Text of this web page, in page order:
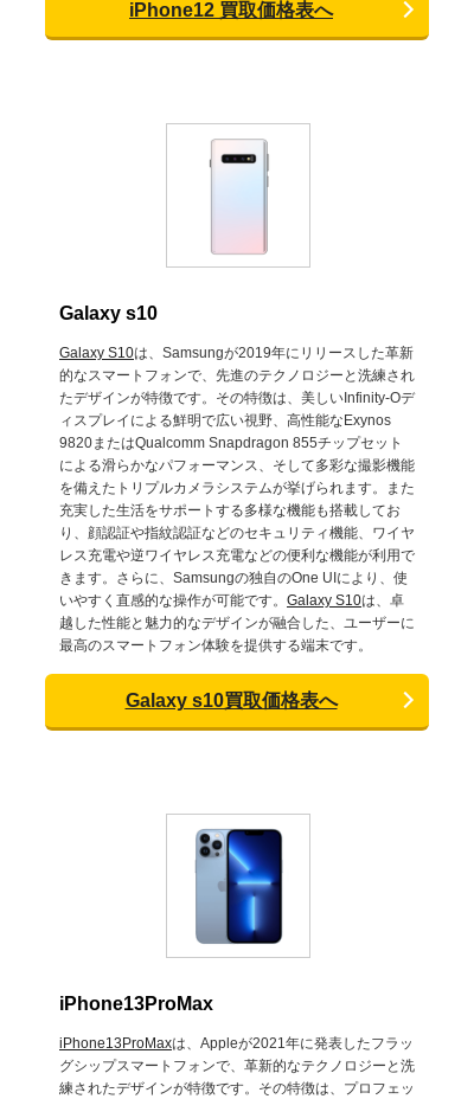
iPhone12 買取価格表へ
Galaxy s10
Galaxy S10は、Samsungが2019年にリリースした革新
的なスマートフォンで、先進のテクノロジーと洗練され
たデザインが特徴です。その特徴は、美しいInfinity-Oデ
ィスプレイによる鮮明で広い視野、高性能なExynos
9820またはQualcomm Snapdragon 855チップセット
による滑らかなパフォーマンス、そして多彩な撮影機能
を備えたトリプルカメラシステムが挙げられます。また
充実した生活をサポートする多様な機能も搭載してお
り、顔認証や指紋認証などのセキュリティ機能、ワイヤ
レス充電や逆ワイヤレス充電などの便利な機能が利用で
きます。さらに、Samsungの独自のOne UIにより、使
いやすく直感的な操作が可能です。 Galaxy S10は、卓
越した性能と魅力的なデザインが融合した、ユーザーに
最高のスマートフォン体験を提供する端末です。
Galaxy s10買取価格表へ
iPhone13ProMax
iPhone13ProMaxは、Appleが2021年に発表したフラッ
グシップスマートフォンで、革新的なテクノロジーと洗
練されたデザインが特徴です。その特徴は、プロフェッ